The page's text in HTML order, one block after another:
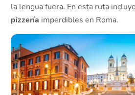
la lengua fuera. En esta ruta
pizzería imperdibles en Roma.